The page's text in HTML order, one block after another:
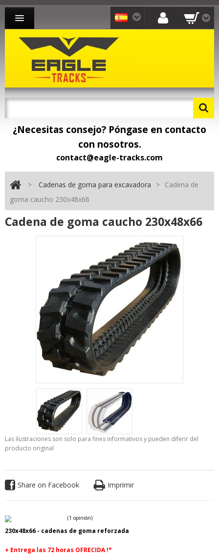
CADENAS PARA EXCAVADORA
CADENAS PARA CARGADORA
CADENAS PARA TRANSPORTISTA
¿Necesitas consejo? Póngase en contacto
con nosotros.
contact@eagle-tracks.com
> Cadenas de goma para excavadora >
Cadena de
goma caucho 230x48x66
Cadena de goma caucho 230x48x66
Las ilustraciones son solo para fines informativos y pueden diferir del
producto original
Share on Facebook Imprimir
230x48x66 - cadenas de goma reforzada
+ Entrega las 72 horas OFRECIDA !*